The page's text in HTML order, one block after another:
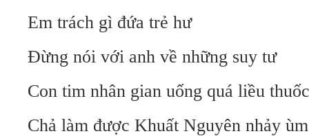
Em trách gì đứa trẻ hư
Đừng nói với anh về những suy tư
Con tim nhân gian uống quá liều
Chả làm được Khuất Nguyên nhảy